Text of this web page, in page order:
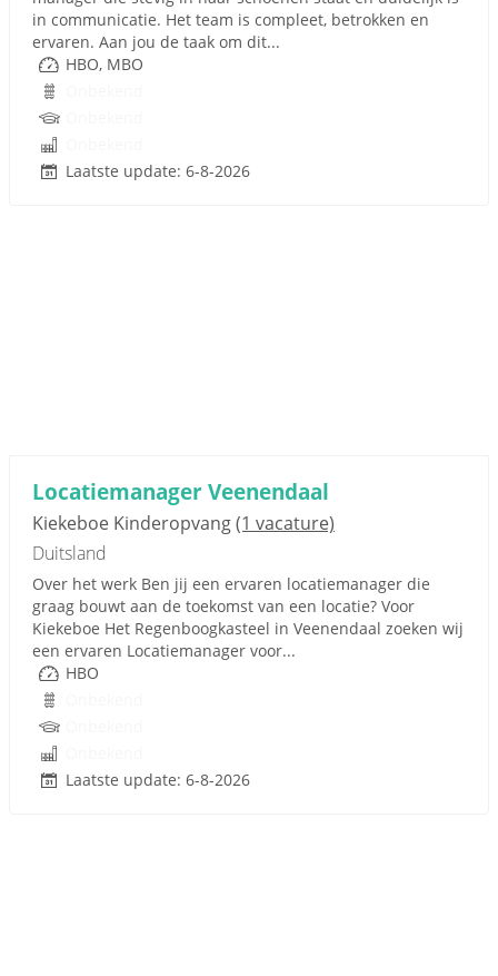
in communicatie. Het team is compleet, betrokken en
ervaren. Aan jou de taak om dit...
HBO, MBO
Laatste update: 6-8-2026
Locatiemanager Veenendaal
Kiekeboe Kinderopvang(1 vacature)
Duitsland
Over het werk Ben jij een ervaren locatiemanager die
graag bouwt aan de toekomst van een locatie? Voor
Kiekeboe Het Regenboogkasteel in Veenendaal zoeken wij
een ervaren Locatiemanager voor...
HBO
Laatste update: 6-8-2026